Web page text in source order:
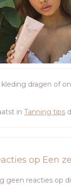
dragen of
in Tanning tips
op Een
geen reacties op